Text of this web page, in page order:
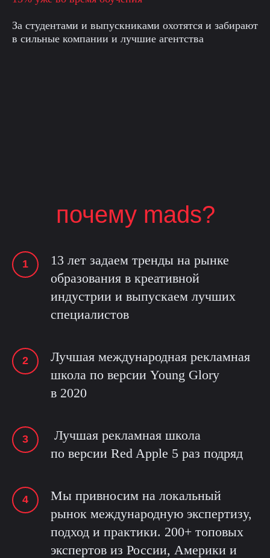
За студентами и выпускниками охотятся и забирают
в сильные компании и лучшие агентства
почему mads?
13 лет задаем тренды на рынке
образования в креативной
индустрии и выпускаем лучших
специалистов
Лучшая международная рекламная
школа по версии Young Glory
в 2020
Лучшая рекламная школа
по версии Red Apple 5 раз подряд
Мы привносим на локальный
рынок международную экспертизу,
подход и практики. 200+ топовых
экспертов из России, Америки и